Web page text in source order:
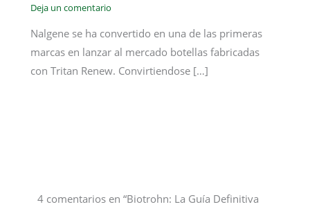
Deja un comentario
Nalgene se ha convertido en una de las primeras
marcas en lanzar al mercado botellas fabricadas
con Tritan Renew. Convirtiendose […]
4 comentarios en “Biotrohn: La Guía Definitiva